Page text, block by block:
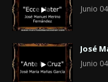
Junio
José
Junio